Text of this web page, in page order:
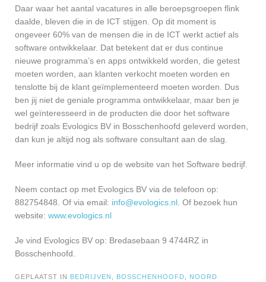
Daar waar het aantal vacatures in alle beroepsgroepen flink
daalde, bleven die in de ICT stijgen. Op dit moment is
ongeveer 60% van de mensen die in de ICT werkt actief als
software ontwikkelaar. Dat betekent dat er dus continue
nieuwe programma’s en apps ontwikkeld worden, die getest
moeten worden, aan klanten verkocht moeten worden en
tenslotte bij de klant geïmplementeerd moeten worden. Dus
ben jij niet de geniale programma ontwikkelaar, maar ben je
wel geïnteresseerd in de producten die door het software
bedrijf zoals Evologics BV in Bosschenhoofd geleverd worden,
dan kun je altijd nog als software consultant aan de slag.
Meer informatie vind u op de website van het Software bedrijf.
Neem contact op met Evologics BV via de telefoon op:
882754848. Of via email: info@evologics.nl . Of bezoek hun
website: www.evologics.nl
Je vind Evologics BV op: Bredasebaan 9 4744RZ in
Bosschenhoofd.
GEPLAATST IN BEDRIJVEN BOSSCHENHOOFD
NOORD